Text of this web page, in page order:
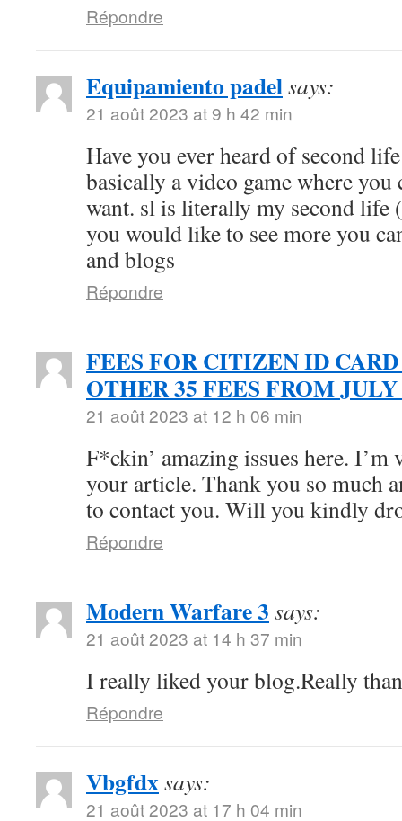
Répondre
Equipamiento padelsays:
21 août 2023 at 9 h 42 min
Have you ever heard of second
basically a video game where
want. sl is literally my second
you would like to see more you
and blogs
Répondre
FEES FOR CITIZEN ID
OTHER 35 FEES FROM JULY
21 août 2023 at 12 h 06 min
F*ckin’ amazing issues here.
your article. Thank you so much
to contact you. Will you kindly
Répondre
Modern Warfare 3 says:
21 août 2023 at 14 h 37 min
I really liked your blog.Really
Répondre
Vbgfdxsays:
21 août 2023 at 17 h 04 min